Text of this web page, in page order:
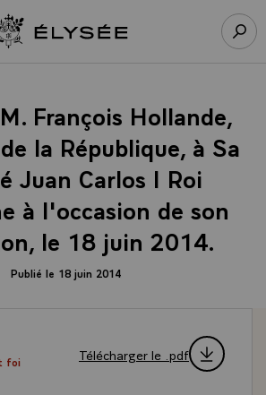
Retour à l’accueil Élysée
François Hollande,
la République, à Sa
Juan Carlos I Roi
à l'occasion de son
le 18 juin 2014.
Publié le 18 juin 2014
foi
Télécharger le .pdf
cookies